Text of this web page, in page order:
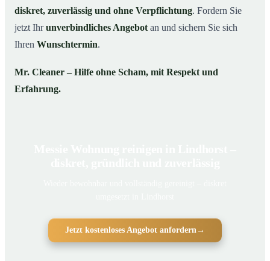
diskret, zuverlässig und ohne Verpflichtung. Fordern Sie
jetzt Ihrunverbindliches Angebot an und sichern Sie sich
Ihren Wunschtermin.
Mr. Cleaner – Hilfe ohne Scham, mit Respekt und
Erfahrung.
Jetzt kostenloses Angebot anfordern→